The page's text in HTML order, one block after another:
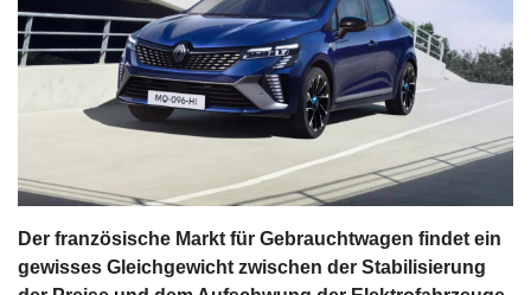
Der französische Markt für Gebrauchtwagen findet ein
gewisses Gleichgewicht zwischen der Stabilisierung